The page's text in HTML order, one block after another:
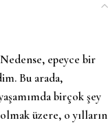
epeyce bir
Bu arada,
birçok şey
üzere, o yılların